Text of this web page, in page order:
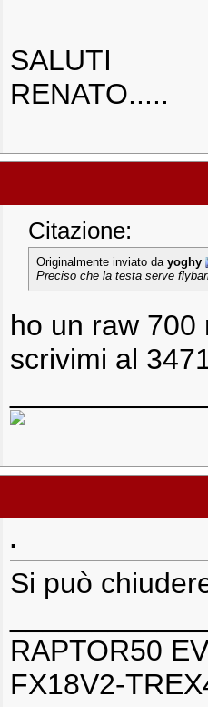
SALUTI
RENATO.....
Citazione:
Originalmente inviato da yoghy
Preciso che la testa serve
ho un raw 700
scrivimi al
.
Si può
RAPTOR50
FX18V2-